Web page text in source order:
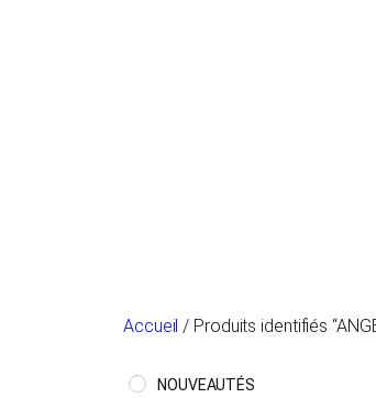
Accueil / Produits identifiés
NOUVEAUTÉS